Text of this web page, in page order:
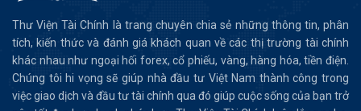
Thư Viện Tài Chính là trang chuyên chia sẻ những thông tin, phân
tích, kiến thức và đánh giá khách quan về các thị trường tài chính
khác nhau như ngoại hối forex, cổ phiếu, vàng, hàng hóa, tiền điện.
Chúng tôi hi vọng sẽ giúp nhà đầu tư Việt Nam thành công trong
việc giao dịch và đầu tư tài chính qua đó giúp cuộc sống của bạn trở